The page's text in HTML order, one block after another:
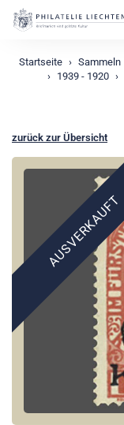
Startseite Sammeln
1939 - 1920
zurück zur Übersicht
AUSVERKAUFT